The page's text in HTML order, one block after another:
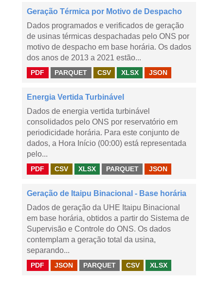
Geração Térmica por Motivo de Despacho
Dados programados e verificados de geração
de usinas térmicas despachadas pelo ONS por
motivo de despacho em base horária. Os dados
dos anos de 2013 a 2021 estão...
PDF PARQUET CSV XLSX JSON
Energia Vertida Turbinável
Dados de energia vertida turbinável
consolidados pelo ONS por reservatório em
periodicidade horária. Para este conjunto de
dados, a Hora Início (00:00) está representada
pelo...
PDF CSV XLSX PARQUET JSON
Geração de Itaipu Binacional - Base horária
Dados de geração da UHE Itaipu Binacional
em base horária, obtidos a partir do Sistema de
Supervisão e Controle do ONS. Os dados
contemplam a geração total da usina,
separando...
PDF JSON PARQUET CSV XLSX